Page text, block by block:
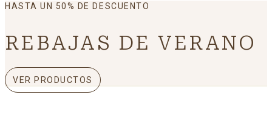
HASTA UN 50% DE DESCUENTO
REBAJAS DE VERANO
VER PRODUCTOS